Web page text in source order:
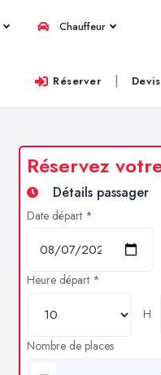
Chauffeur
Réserver | Devis
Réservez
Détails passager
Date départ *
Heure départ *
H
Nombre de places